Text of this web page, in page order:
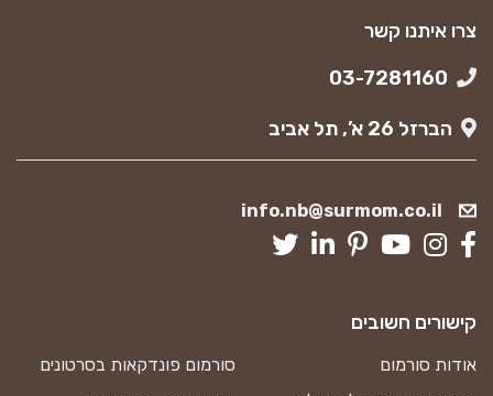
צרו איתנו קשר
הברזל 26 א’, תל אביב
info.nb@surmom.co.il
קישורים חשובים
אודות סורמום
סורמום פונדקאות בסרטונים